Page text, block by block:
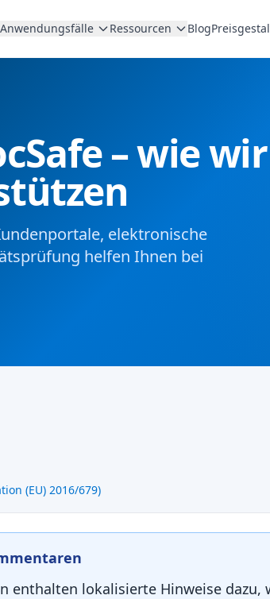
Anwendungsfälle Ressourcen Blog
– wie
elektronische
helfen Ihnen bei
(EU) 2016/679)
enthalten lokalisierte Hinweise dazu,